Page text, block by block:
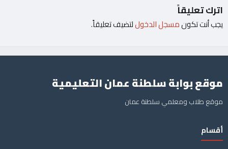
اترك تعليقاً
يجب أنت تكونمسجل الدخوللتضيف تعليقاً.
موقع بوابة سلطنة عمان التعليمية
موقع طلاب ومعلمي سلطنة عمان
أقسام